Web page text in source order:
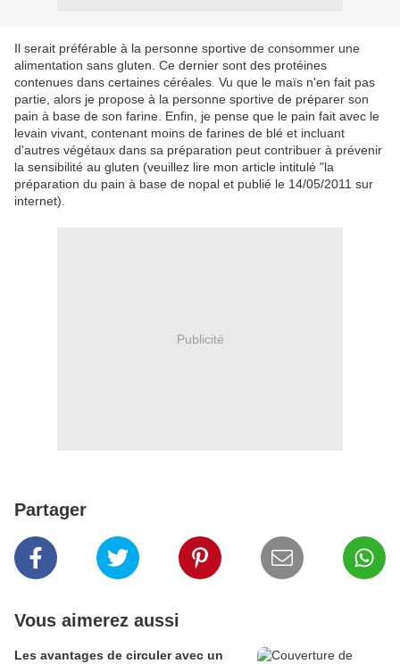
Il serait préférable à la personne sportive de consommer une
alimentation sans gluten. Ce dernier sont des protéines
contenues dans certaines céréales. Vu que le maïs n'en fait pas
partie, alors je propose à la personne sportive de préparer son
pain à base de son farine. Enfin, je pense que le pain fait avec le
levain vivant, contenant moins de farines de blé et incluant
d'autres végétaux dans sa préparation peut contribuer à prévenir
la sensibilité au gluten (veuillez lire mon article intitulé "la
préparation du pain à base de nopal et publié le 14/05/2011 sur
internet).
Publicité
Partager
Vous aimerez aussi
Les avantages de circuler avec un